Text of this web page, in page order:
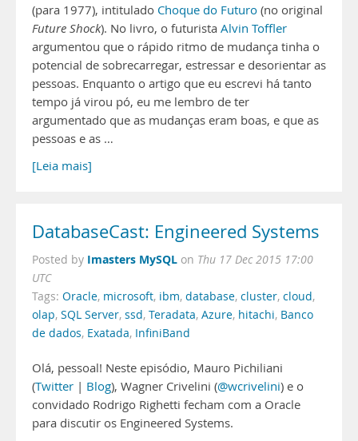
(para 1977), intitulado Choque do Futuro (no original
Future Shock). No livro, o futurista Alvin Toffler
argumentou que o rápido ritmo de mudança tinha o
potencial de sobrecarregar, estressar e desorientar as
pessoas. Enquanto o artigo que eu escrevi há tanto
tempo já virou pó, eu me lembro de ter
argumentado que as mudanças eram boas, e que as
pessoas e as …
[Leia mais]
DatabaseCast: Engineered Systems
Posted by Imasters MySQL on Thu 17 Dec 2015 17:00
UTC
Tags: Oracle, microsoft, ibm, database, cluster, cloud,
olap, SQL Server, ssd, Teradata, Azure, hitachi, Banco
de dados, Exatada, InfiniBand
Olá, pessoal! Neste episódio, Mauro Pichiliani
(Twitter | Blog), Wagner Crivelini (@wcrivelini) e o
convidado Rodrigo Righetti fecham com a Oracle
para discutir os Engineered Systems.